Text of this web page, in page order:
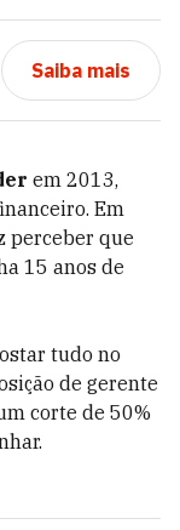
Saiba mais
em 2013,
Em
perceber que
15 anos de
tudo no
de gerente
corte de 50%